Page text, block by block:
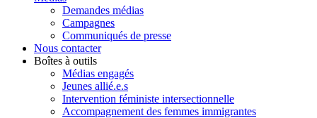
Demandes médias
Campagnes
Communiqués de presse
Nous contacter
Boîtes à outils
Médias engagés
Jeunes allié.e.s
Intervention féministe intersectionnelle
Accompagnement des femmes immigrantes